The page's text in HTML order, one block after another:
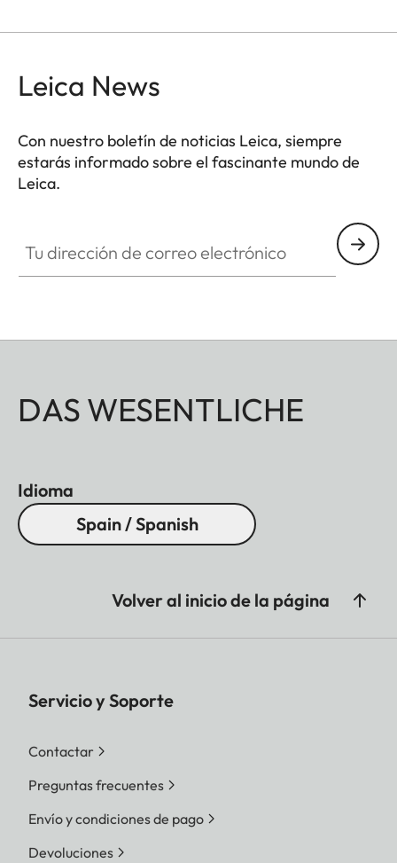
Leica News
Con nuestro boletín de noticias Leica, siempre
estarás informado sobre el fascinante mundo de
Leica.
DAS WESENTLICHE
Idioma
Spain / Spanish
Volver al inicio de la página
Servicio y Soporte
Contactar
Preguntas frecuentes
Envío y condiciones de pago
Devoluciones